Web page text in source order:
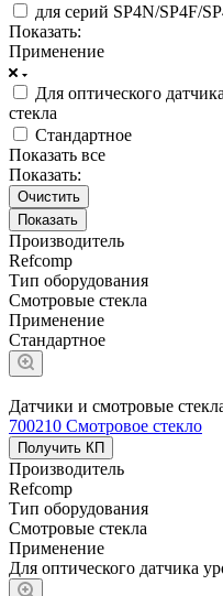
для серий SP4N/SP4F/
Показать:
Применение
Для оптического
стекла
Стандартное
Показать все
Показать:
Очистить
Производитель
Refcomp
Тип оборудования
Смотровые стекла
Применение
Стандартное
Датчики и смотровые
700210 Смотровое стекло
Получить КП
Производитель
Refcomp
Тип оборудования
Смотровые стекла
Применение
Для оптического датчика